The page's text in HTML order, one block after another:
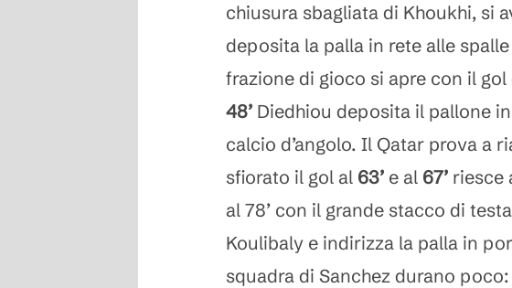
chiusura sbagliata di Khoukhi, si
deposita la palla in rete alle
frazione di gioco si apre con il
48’ Diedhiou deposita il pallone
calcio d’angolo. Il Qatar prova a
sfiorato il gol al 63’ e al 67’ riesce
al 78’ con il grande stacco di
Koulibaly e indirizza la palla in
squadra di Sanchez durano poco: